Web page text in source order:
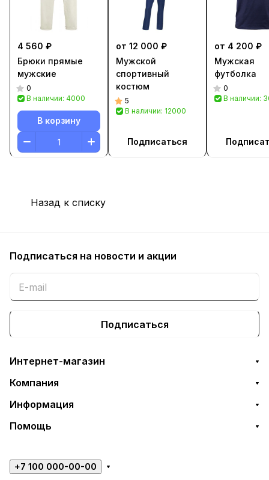
4 560 ₽
Брюки прямые
мужские
0
В наличии: 4000
В корзину
от 12 000 ₽
Мужской
спортивный
костюм
5
В наличии: 12000
Подписаться
от 4 200 ₽
Мужская
футболка
0
В наличии:
Назад к списку
Подписаться на новости и акции
Подписаться
Интернет-магазин
Компания
Информация
Помощь
+7 100 000-00-00